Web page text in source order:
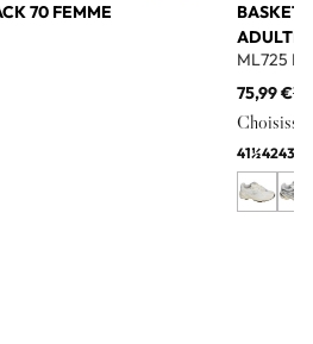
70 FEMME
ADULTE
ML725
75,99 €
41½4243